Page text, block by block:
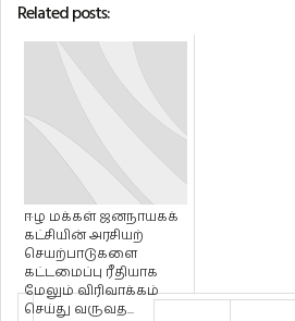
Related posts:
ஈழ மக்கள் ஜனநாயகக்
கட்சியின் அரசியற்
செயற்பாடுகளை
கட்டமைப்பு ரீதியாக
மேலும் விரிவாக்கம்
செய்து வருவத...